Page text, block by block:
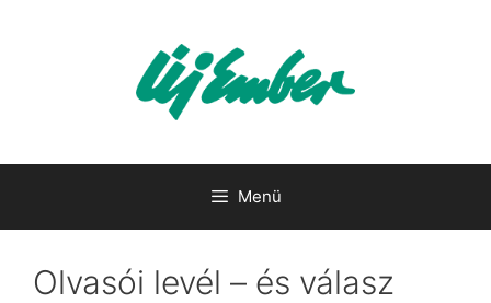
Menü
Olvasói levél – és válasz